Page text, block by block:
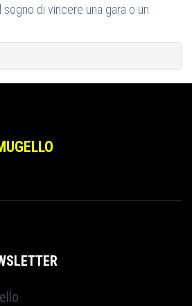
di vincere una gara o un